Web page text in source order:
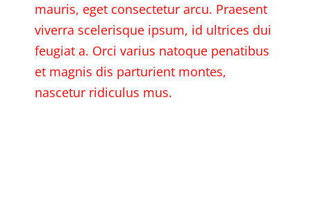
mauris, eget consectetur arcu. Praesent
viverra scelerisque ipsum, id ultrices dui
feugiat a. Orci varius natoque penatibus
et magnis dis parturient montes,
nascetur ridiculus mus.